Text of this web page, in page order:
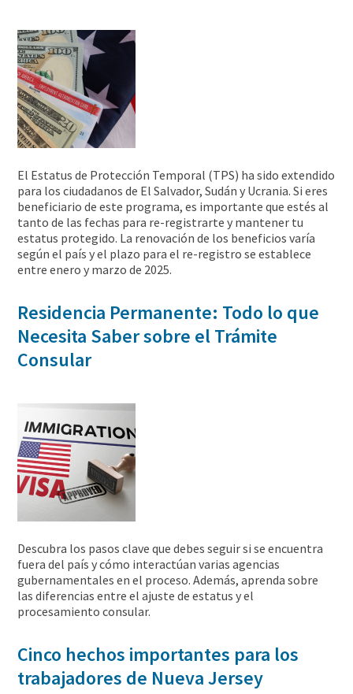
El Estatus de Protección Temporal (TPS) ha sido extendido
para los ciudadanos de El Salvador, Sudán y Ucrania. Si eres
beneficiario de este programa, es importante que estés al
tanto de las fechas para re-registrarte y mantener tu
estatus protegido. La renovación de los beneficios varía
según el país y el plazo para el re-registro se establece
entre enero y marzo de 2025.
Residencia Permanente: Todo lo que
Necesita Saber sobre el Trámite
Consular
Descubra los pasos clave que debes seguir si se encuentra
fuera del país y cómo interactúan varias agencias
gubernamentales en el proceso. Además, aprenda sobre
las diferencias entre el ajuste de estatus y el
procesamiento consular.
Cinco hechos importantes para los
trabajadores de Nueva Jersey